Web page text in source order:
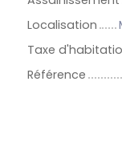
Localisation
Taxe
Référence